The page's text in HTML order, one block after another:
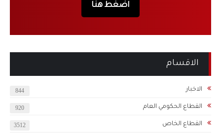
اضغط هنا
الاقسام
الاخبار 844
القطاع الحكومي العام 920
القطاع الخاص 3512